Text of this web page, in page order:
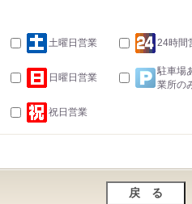
土曜日営業 24時間
日曜日営業
駐車場
業所の
祝日営業